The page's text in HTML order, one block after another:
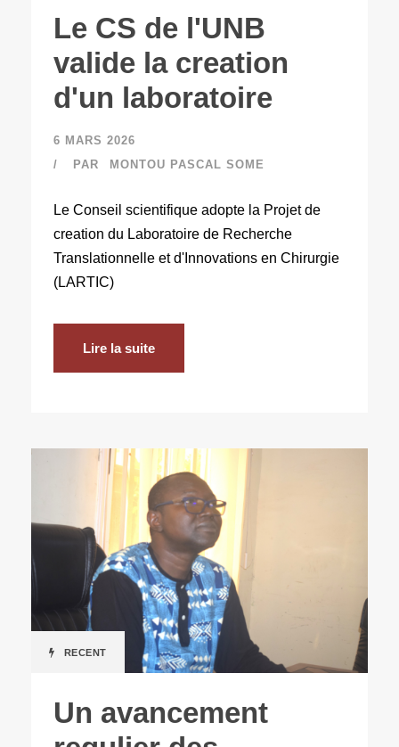
Le CS de l'UNB
valide la creation
d'un laboratoire
6 MARS 2026
PAR
MONTOU PASCAL SOME
Le Conseil scientifique adopte la Projet de
creation du Laboratoire de Recherche
Translationnelle et d'Innovations en Chirurgie
(LARTIC)
Lire la suite
RECENT
Un avancement